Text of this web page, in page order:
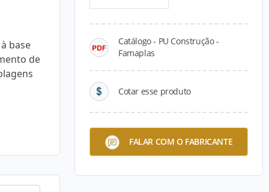
base
de
Catálogo - PU Construção -
Famaplas
Cotar esse produto
FALAR COM O FABRICANTE